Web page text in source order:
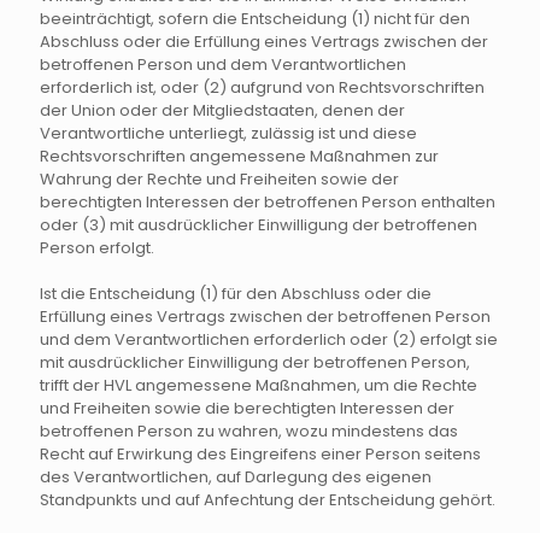
beeinträchtigt, sofern die Entscheidung (1) nicht für den
Abschluss oder die Erfüllung eines Vertrags zwischen der
betroffenen Person und dem Verantwortlichen
erforderlich ist, oder (2) aufgrund von Rechtsvorschriften
der Union oder der Mitgliedstaaten, denen der
Verantwortliche unterliegt, zulässig ist und diese
Rechtsvorschriften angemessene Maßnahmen zur
Wahrung der Rechte und Freiheiten sowie der
berechtigten Interessen der betroffenen Person enthalten
oder (3) mit ausdrücklicher Einwilligung der betroffenen
Person erfolgt.
Ist die Entscheidung (1) für den Abschluss oder die
Erfüllung eines Vertrags zwischen der betroffenen Person
und dem Verantwortlichen erforderlich oder (2) erfolgt sie
mit ausdrücklicher Einwilligung der betroffenen Person,
trifft der HVL angemessene Maßnahmen, um die Rechte
und Freiheiten sowie die berechtigten Interessen der
betroffenen Person zu wahren, wozu mindestens das
Recht auf Erwirkung des Eingreifens einer Person seitens
des Verantwortlichen, auf Darlegung des eigenen
Standpunkts und auf Anfechtung der Entscheidung gehört.